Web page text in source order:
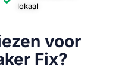
lokaal
voor
Fix?